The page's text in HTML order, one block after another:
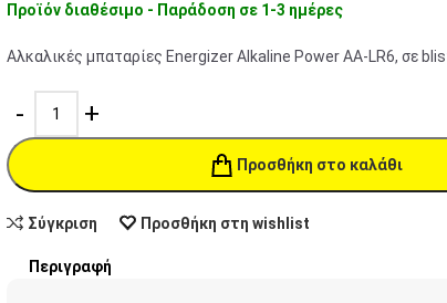
Προϊόν διαθέσιμο - Παράδοση σε 1-3 ημέρες
Αλκαλικές μπαταρίες Εnergizer Alkaline Power AA-LR6, σε
Προσθήκη στο καλάθι
Σύγκριση Προσθήκη στη wishlist
Περιγραφή